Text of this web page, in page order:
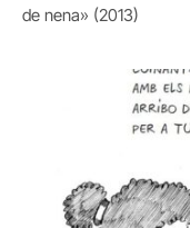
de nena» (2013)